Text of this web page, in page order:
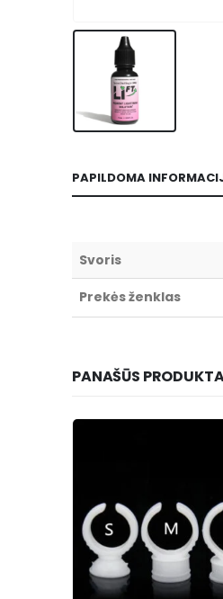
PAPILDOMA
Svoris
Prekės ženklas
PANAŠŪS